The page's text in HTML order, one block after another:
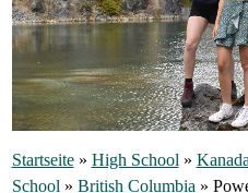
Preise
Gastfamilie
werden
Startseite» High School»
School» British Columbia»